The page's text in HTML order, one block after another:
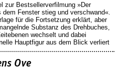
zur Bestsellerverfilmung »Der
dem Fenster stieg und verschwand«.
für die Fortsetzung erklärt, aber
Substanz des Drehbuches,
wechselt und dabei
Hauptfigur aus dem Blick verliert
Ove